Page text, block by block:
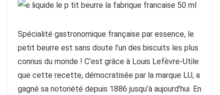
Spécialité gastronomique française par essence, le
petit beurre est sans doute l’un des biscuits les plus
connus du monde ! C’est grâce à Louis Lefèvre-Utile
que cette recette, démocratisée par la marque LU, a
gagné sa notoriété depuis 1886 jusqu’à aujourd’hui. En